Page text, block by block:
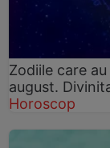
Zodiile care
august.
Horoscop